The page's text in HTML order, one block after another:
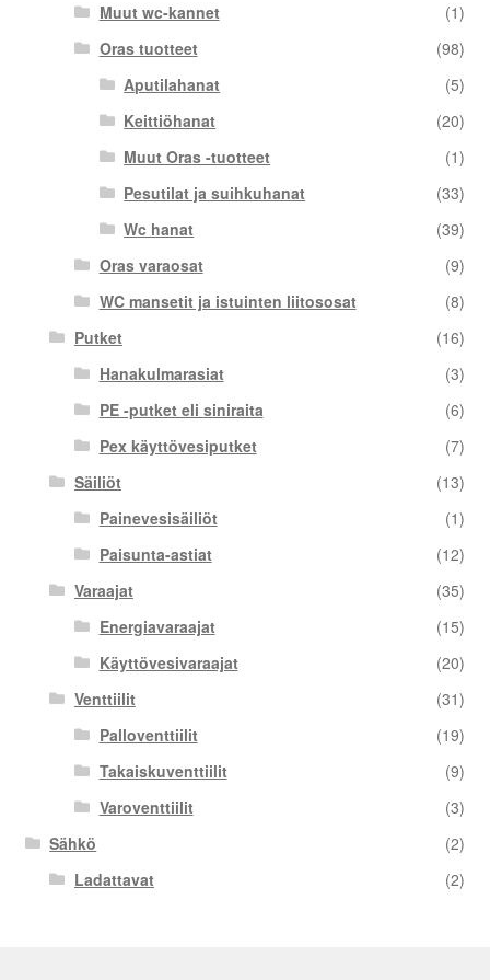
Muut wc-kannet
(1)
Oras tuotteet
(98)
Aputilahanat
(5)
Keittiöhanat
(20)
Muut Oras -tuotteet
(1)
Pesutilat ja suihkuhanat
(33)
Wc hanat
(39)
Oras varaosat
(9)
WC mansetit ja istuinten liitososat
(8)
Putket
(16)
Hanakulmarasiat
(3)
PE -putket eli siniraita
(6)
Pex käyttövesiputket
(7)
Säiliöt
(13)
Painevesisäiliöt
(1)
Paisunta-astiat
(12)
Varaajat
(35)
Energiavaraajat
(15)
Käyttövesivaraajat
(20)
Venttiilit
(31)
Palloventtiilit
(19)
Takaiskuventtiilit
(9)
Varoventtiilit
(3)
Sähkö
(2)
Ladattavat
(2)